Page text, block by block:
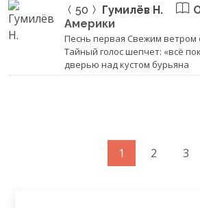
50 Гумилёв Н.
Америки
Песнь первая Свежим ветром
Тайный голос шепчет: «всё
дверью над кустом бурьяна
1 2 3